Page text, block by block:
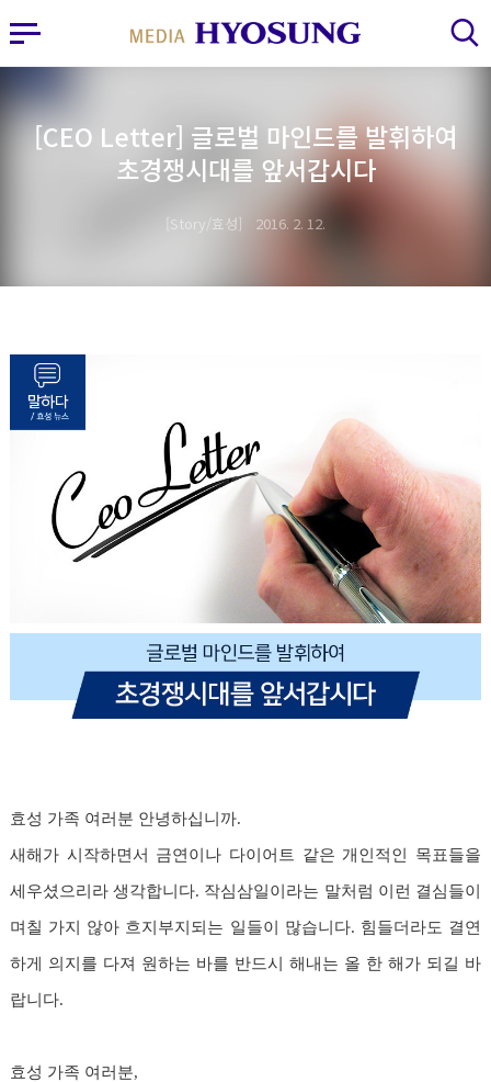
MY FRIEND HYOSUNG
사이드바 열기 검색 레이어 열기
[CEO Letter] 글로벌 마인드를 발휘하여
초경쟁시대를 앞서갑시다
Story/효성 2016. 2. 12.
효성 가족 여러분 안녕하십니까.
새해가 시작하면서 금연이나 다이어트 같은 개인적인 목표들을
세우셨으리라 생각합니다. 작심삼일이라는 말처럼 이런 결심들이
며칠 가지 않아 흐지부지되는 일들이 많습니다. 힘들더라도 결연
하게 의지를 다져 원하는 바를 반드시 해내는 올 한 해가 되길 바
랍니다.
효성 가족 여러분,